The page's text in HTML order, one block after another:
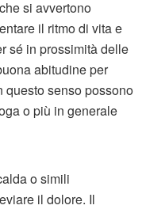
si avvertono
il ritmo di vita e
sé in prossimità delle
abitudine per
questo senso possono
o più in generale
o simili
il dolore. Il